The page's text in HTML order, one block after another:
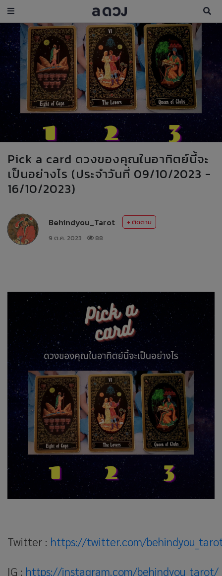
Pick a card ดวงของคุณในอาทิตย์นี้จะ
เป็นอย่างไร (ประจำวันที่ 09/10/2023 -
16/10/2023)
Behindyou_Tarot
+ ติดตาม
9 ต.ค. 2023
88
Twitter : https://twitter.com/
IG : https://instagram.com/behindyou_tarot/